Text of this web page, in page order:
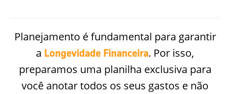
Planejamento é fundamental para garantir
a Longevidade Financeira. Por isso,
preparamos uma planilha exclusiva para
você anotar todos os seus gastos e não